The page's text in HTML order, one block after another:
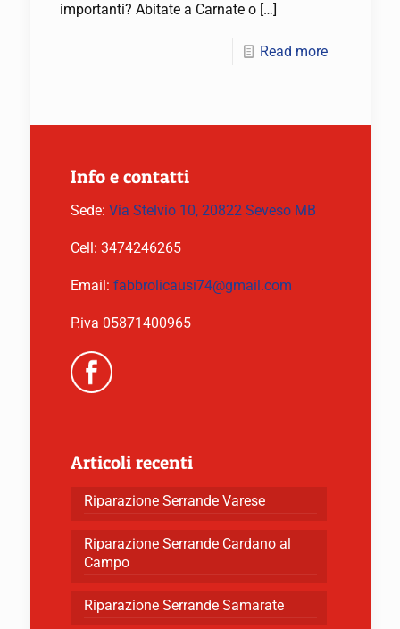
importanti? Abitate a Carnate o[…]
Read more
Info e contatti
Sede: Via Stelvio 10, 20822 Seveso MB
Cell: 3474246265
Email: fabbrolicausi74@gmail.com
P.iva 05871400965
Articoli recenti
Riparazione Serrande Varese
Riparazione Serrande Cardano al
Campo
Riparazione Serrande Samarate